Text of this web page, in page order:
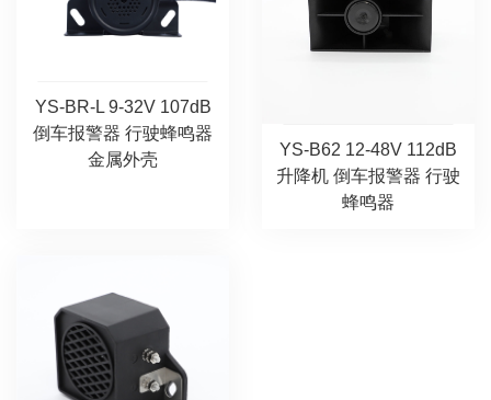
YS-BR-L 9-32V 107dB
倒车报警器 行驶蜂鸣器
金属外壳
YS-B62 12-48V 112dB
升降机 倒车报警器 行驶
蜂鸣器